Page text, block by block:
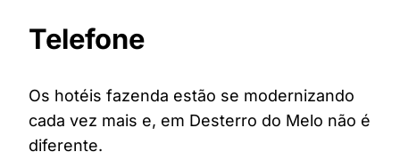
Telefone
Os hotéis fazenda estão se modernizando
cada vez mais e, em Desterro do Melo não é
diferente.